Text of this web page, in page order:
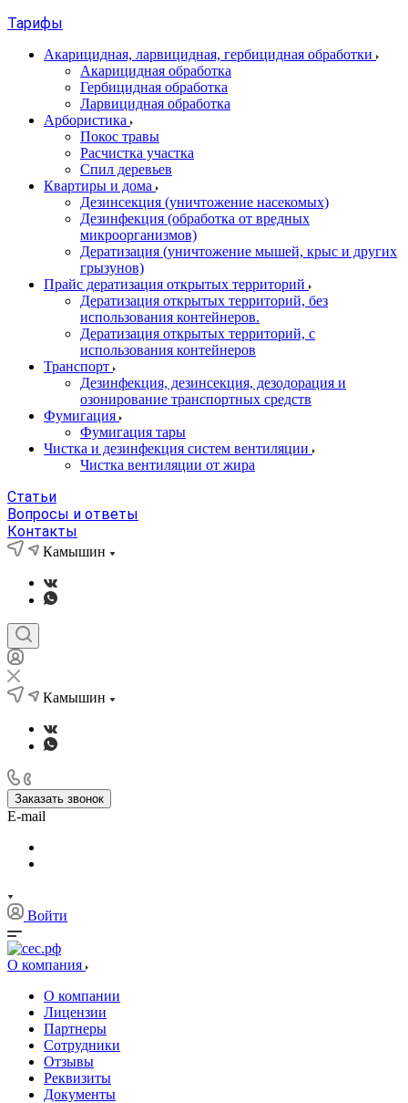
Тарифы
Акарицидная, ларвицидная, гербицидная обработки
Акарицидная обработка
Гербицидная обработка
Ларвицидная обработка
Арбористика
Покос травы
Расчистка участка
Спил деревьев
Квартиры и дома
Дезинсекция (уничтожение насекомых)
Дезинфекция (обработка от вредных
микроорганизмов)
Дератизация (уничтожение мышей, крыс и других
грызунов)
Прайс дератизация открытых территорий
Дератизация открытых территорий, без
использования контейнеров.
Дератизация открытых территорий, с
использования контейнеров
Транспорт
Дезинфекция, дезинсекция, дезодорация и
озонирование транспортных средств
Фумигация
Фумигация тары
Чистка и дезинфекция систем вентиляции
Чистка вентиляции от жира
Статьи
Вопросы и ответы
Контакты
Камышин
Камышин
Заказать звонок
E-mail
Войти
О компания
О компании
Лицензии
Партнеры
Сотрудники
Отзывы
Реквизиты
Документы